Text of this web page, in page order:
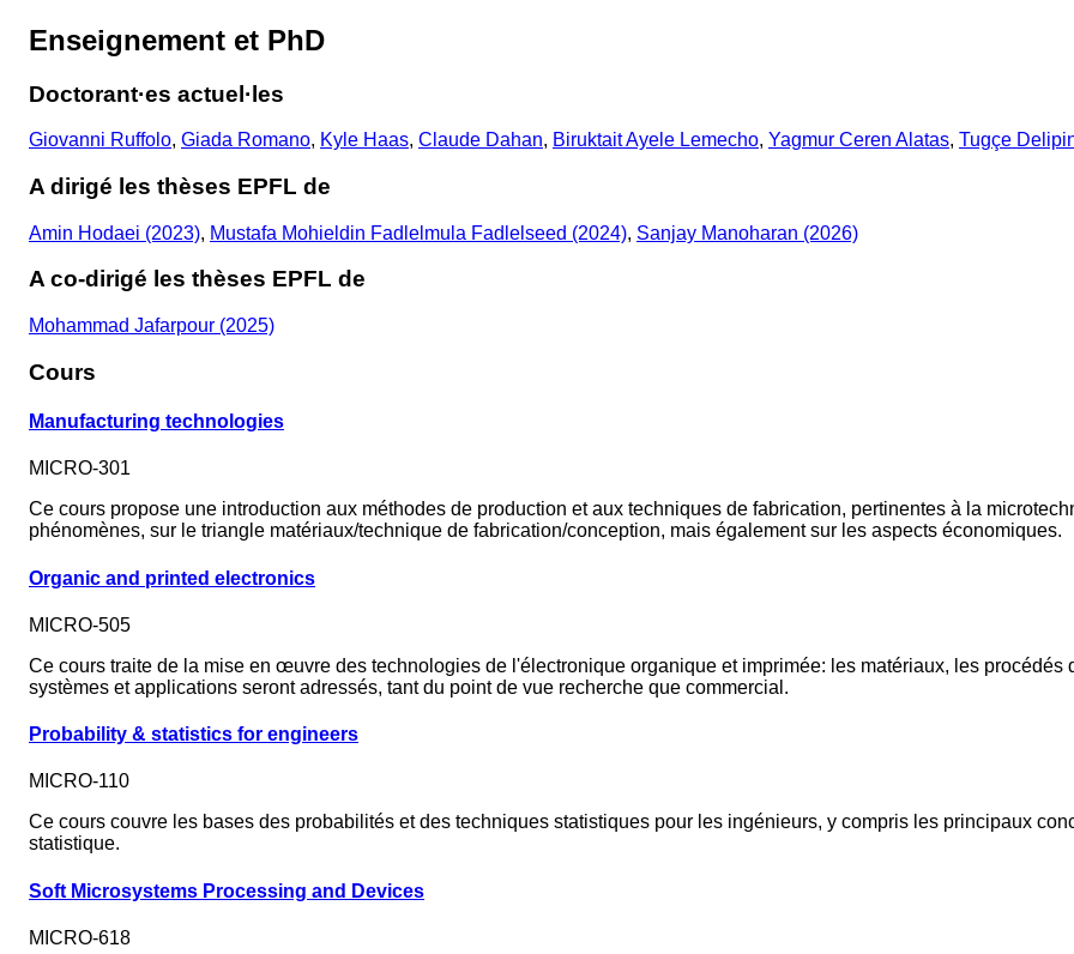
Enseignement et PhD
Doctorant·es actuel·les
Giovanni Ruffolo, Giada Romano, Kyle Haas, Claude Dahan, Biruktait Ayele Lemecho, Yagmur Ceren Alatas, Tugçe
A dirigé les thèses EPFL de
Amin Hodaei (2023), Mustafa Mohieldin Fadlelmula Fadlelseed (2024), Sanjay Manoharan (2026)
A co-dirigé les thèses EPFL de
Mohammad Jafarpour (2025)
Cours
Manufacturing technologies
MICRO-301
Ce cours propose une introduction aux méthodes de production et aux techniques de fabrication, pertinentes à la
phénomènes, sur le triangle matériaux/technique de fabrication/conception, mais également sur les aspects économiques.
Organic and printed electronics
MICRO-505
Ce cours traite de la mise en œuvre des technologies de l'électronique organique et imprimée: les matériaux, les
systèmes et applications seront adressés, tant du point de vue recherche que commercial.
Probability & statistics for engineers
MICRO-110
Ce cours couvre les bases des probabilités et des techniques statistiques pour les ingénieurs, y compris les principaux
statistique.
Soft Microsystems Processing and Devices
MICRO-618